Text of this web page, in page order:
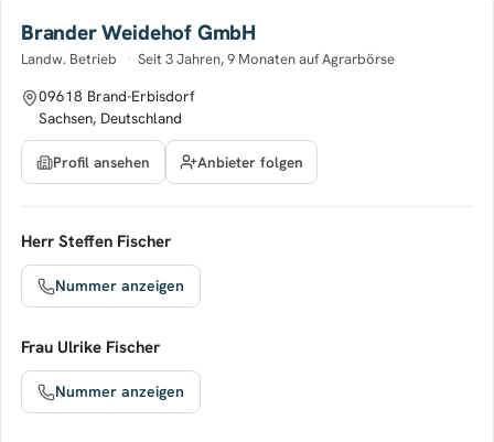
Brander Weidehof GmbH
Landw. Betrieb · Seit 3 Jahren, 9 Monaten auf Agrarbörse
09618 Brand-Erbisdorf
Sachsen, Deutschland
Profil ansehen Anbieter folgen
Herr Steffen Fischer
Nummer anzeigen
Frau Ulrike Fischer
Nummer anzeigen